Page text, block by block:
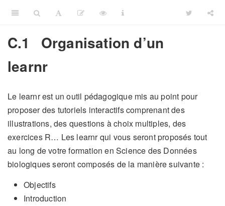
C.1
Organisation d’un
learnr
Le learnr est un outil pédagogique mis au point pour
proposer des tutoriels interactifs comprenant des
illustrations, des questions à choix multiples, des
exercices R… Les learnr qui vous seront proposés tout
au long de votre formation en Science des Données
biologiques seront composés de la manière suivante :
Objectifs
Introduction